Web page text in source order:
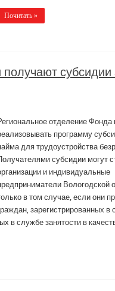
Почитать »
субсидии
отделение Фонда
программу
для трудоустройства
субсидии могут
и индивидуальные
Вологодской
в том случае, если они
зарегистрированных в
в службе занятости в